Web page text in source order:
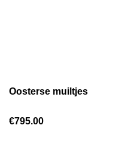
Oosterse muiltjes
€795.00